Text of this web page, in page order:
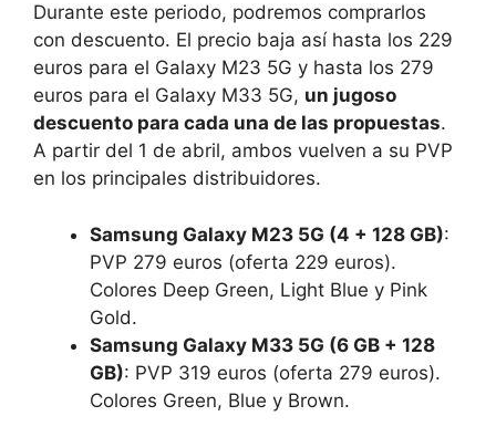
Durante este periodo, podremos comprarlos
con descuento. El precio baja así hasta los 229
euros para el Galaxy M23 5G y hasta los 279
euros para el Galaxy M33 5G, un jugoso
descuento para cada una de las propuestas.
A partir del 1 de abril, ambos vuelven a su PVP
en los principales distribuidores.
Samsung Galaxy M23 5G (4 + 128 GB):
PVP 279 euros (oferta 229 euros).
Colores Deep Green, Light Blue y Pink
Gold.
Samsung Galaxy M33 5G (6 GB + 128
GB): PVP 319 euros (oferta 279 euros).
Colores Green, Blue y Brown.